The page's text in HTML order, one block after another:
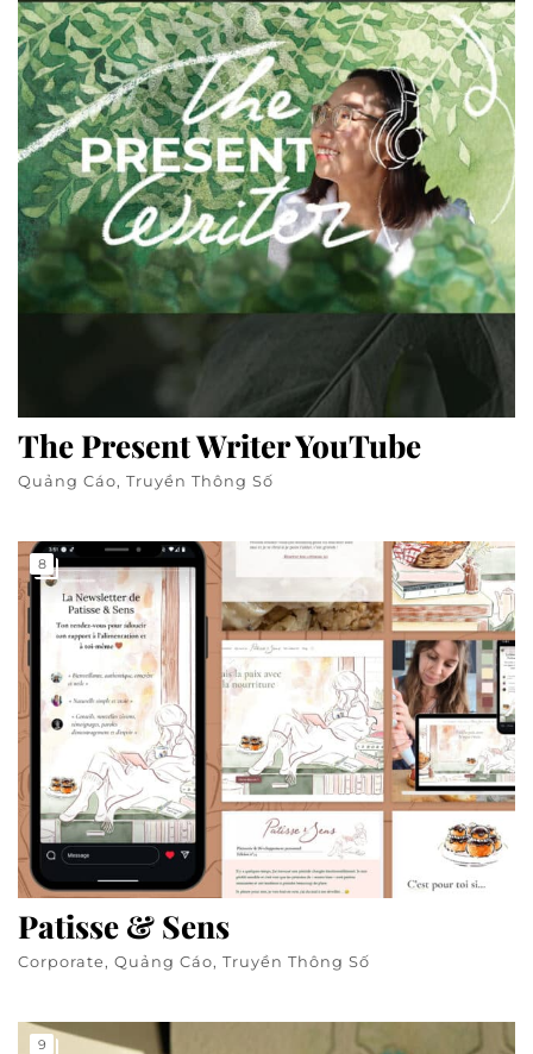
The Present Writer YouTube
Quảng Cáo, Truyền Thông Số
8
Patisse & Sens
Corporate, Quảng Cáo, Truyền Thông Số
9